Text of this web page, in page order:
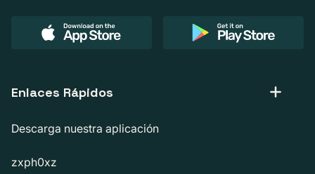
Enlaces Rápidos
Descarga nuestra aplicación
zxph0xz